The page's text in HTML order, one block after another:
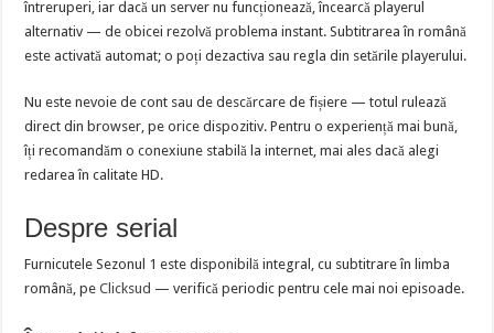
întreruperi, iar dacă un server nu funcționează, încearcă playerul
alternativ — de obicei rezolvă problema instant. Subtitrarea în română
este activată automat; o poți dezactiva sau regla din setările playerului.
Nu este nevoie de cont sau de descărcare de fișiere — totul rulează
direct din browser, pe orice dispozitiv. Pentru o experiență mai bună,
îți recomandăm o conexiune stabilă la internet, mai ales dacă alegi
redarea în calitate HD.
Despre serial
Furnicutele Sezonul 1 este disponibilă integral, cu subtitrare în limba
română, peClicksud — verifică periodic pentru cele mai noi episoade.